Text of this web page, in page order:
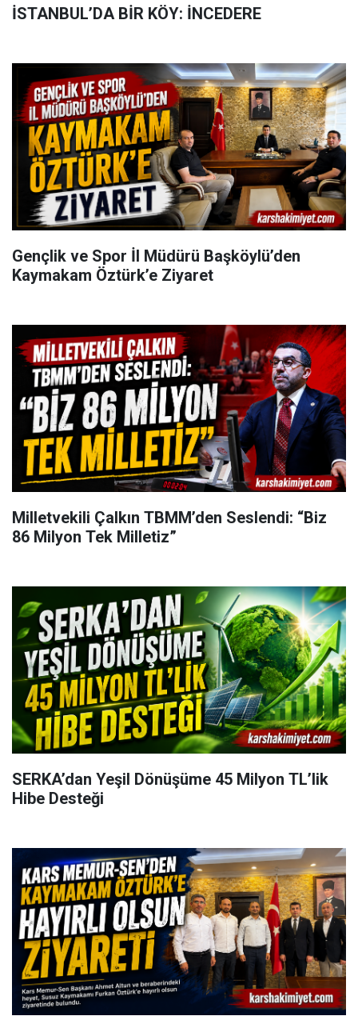
İSTANBUL’DA BİR KÖY: İNCEDERE
Gençlik ve Spor İl Müdürü Başköylü’den
Kaymakam Öztürk’e Ziyaret
Milletvekili Çalkın TBMM’den Seslendi: “Biz
86 Milyon Tek Milletiz”
SERKA’dan Yeşil Dönüşüme 45 Milyon TL’lik
Hibe Desteği